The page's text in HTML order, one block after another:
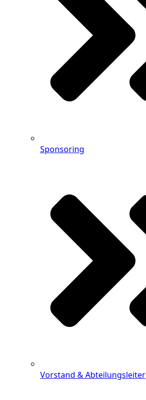
Sponsoring
Vorstand & Abteilungsleiter